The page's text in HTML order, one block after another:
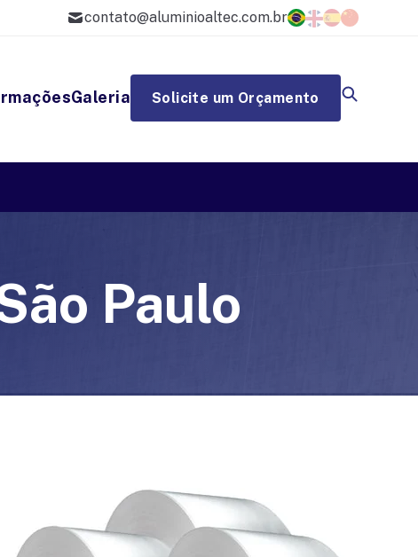
contato@aluminioaltec.com.br
Galeria Solicite um Orçamento
Paulo